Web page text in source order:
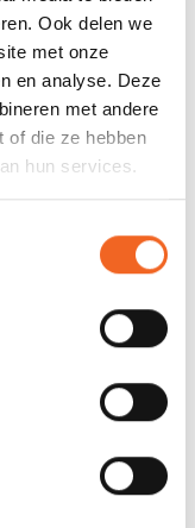
Ook delen we
met onze
en analyse. Deze
met andere
of die ze hebben
hun services.
PYRANHA